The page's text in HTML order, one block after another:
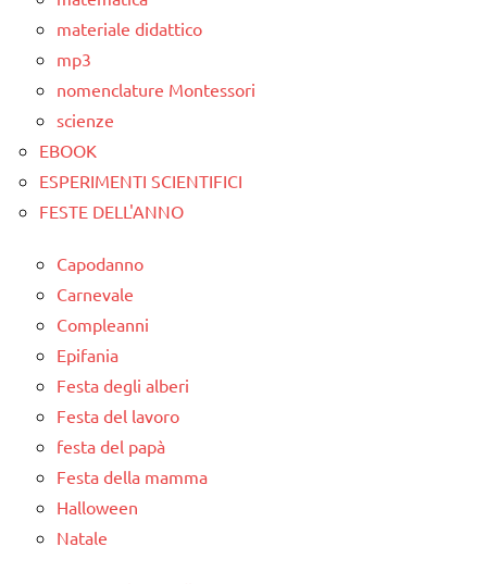
materiale didattico
mp3
nomenclature Montessori
scienze
EBOOK
ESPERIMENTI SCIENTIFICI
FESTE DELL'ANNO
Capodanno
Carnevale
Compleanni
Epifania
Festa degli alberi
Festa del lavoro
festa del papà
Festa della mamma
Halloween
Natale